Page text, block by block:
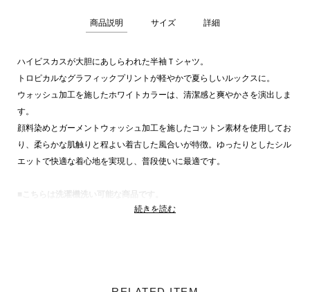
商品説明 サイズ 詳細
ハイビスカスが大胆にあしらわれた半袖Ｔシャツ。
トロピカルなグラフィックプリントが軽やかで夏らしいルックスに。
ウォッシュ加工を施したホワイトカラーは、清潔感と爽やかさを演出しま
す。
顔料染めとガーメントウォッシュ加工を施したコットン素材を使用してお
り、柔らかな肌触りと程よい着古した風合いが特徴。ゆったりとしたシル
エットで快適な着心地を実現し、普段使いに最適です。
続きを読む